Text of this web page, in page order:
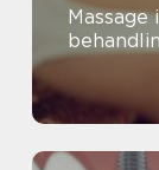
Massage i